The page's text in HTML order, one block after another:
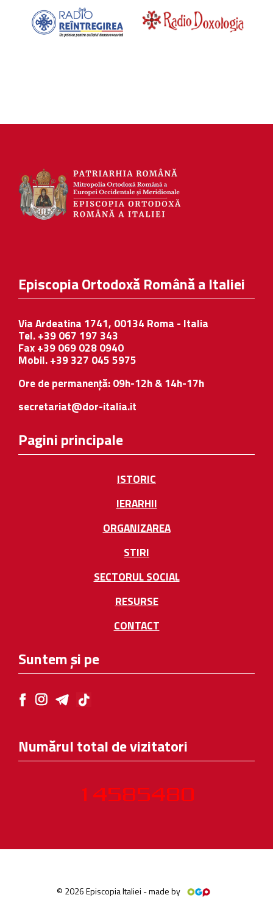
Episcopia Ortodoxă Română a Italiei
Via Ardeatina 1741, 00134 Roma - Italia
Tel. +39 067 197 343
Fax +39 069 028 0940
Mobil. +39 327 045 5975
Ore de permanență: 09h-12h & 14h-17h
secretariat@dor-italia.it
Pagini principale
ISTORIC
IERARHII
ORGANIZAREA
STIRI
SECTORUL SOCIAL
RESURSE
CONTACT
Suntem și pe
Numărul total de vizitatori
© 2026 Episcopia Italiei - made by